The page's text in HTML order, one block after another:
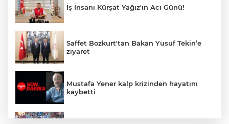
İş İnsanı Kürşat Yağız'ın Acı Günü!
Saffet Bozkurt'tan Bakan Yusuf Tekin’e
ziyaret
Mustafa Yener kalp krizinden hayatını
kaybetti